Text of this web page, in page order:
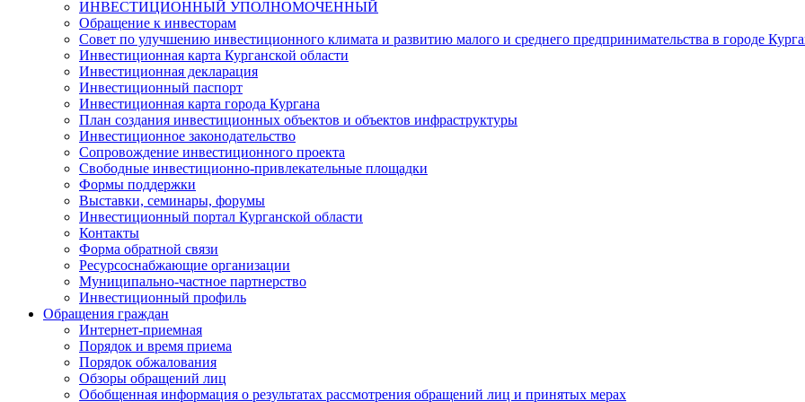
ИНВЕСТИЦИОННЫЙ УПОЛНОМОЧЕННЫЙ
Обращение к инвесторам
Совет по улучшению инвестиционного климата и развитию малого и среднего предпринимательства в городе
Инвестиционная карта Курганской области
Инвестиционная декларация
Инвестиционный паспорт
Инвестиционная карта города Кургана
План создания инвестиционных объектов и объектов инфраструктуры
Инвестиционное законодательство
Сопровождение инвестиционного проекта
Свободные инвестиционно-привлекательные площадки
Формы поддержки
Выставки, семинары, форумы
Инвестиционный портал Курганской области
Контакты
Форма обратной связи
Ресурсоснабжающие организации
Муниципально-частное партнерство
Инвестиционный профиль
Обращения граждан
Интернет-приемная
Порядок и время приема
Порядок обжалования
Обзоры обращений лиц
Обобщенная информация о результатах рассмотрения обращений лиц и принятых мерах